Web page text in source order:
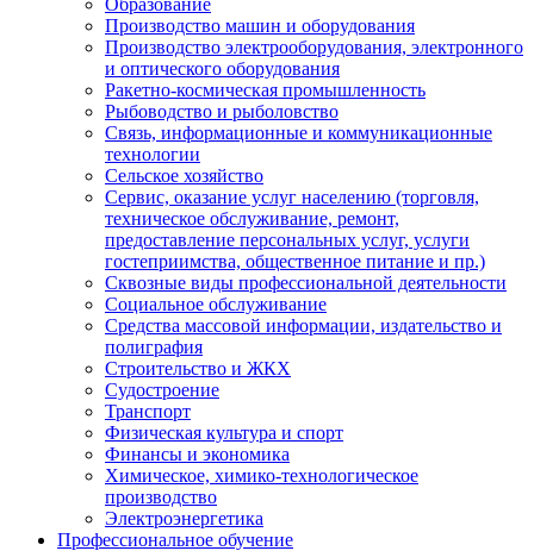
Образование
Производство машин и оборудования
Производство электрооборудования, электронного
и оптического оборудования
Ракетно-космическая промышленность
Рыбоводство и рыболовство
Связь, информационные и коммуникационные
технологии
Сельское хозяйство
Сервис, оказание услуг населению (торговля,
техническое обслуживание, ремонт,
предоставление персональных услуг, услуги
гостеприимства, общественное питание и пр.)
Сквозные виды профессиональной деятельности
Социальное обслуживание
Средства массовой информации, издательство и
полиграфия
Строительство и ЖКХ
Судостроение
Транспорт
Физическая культура и спорт
Финансы и экономика
Химическое, химико-технологическое
производство
Электроэнергетика
Профессиональное обучение